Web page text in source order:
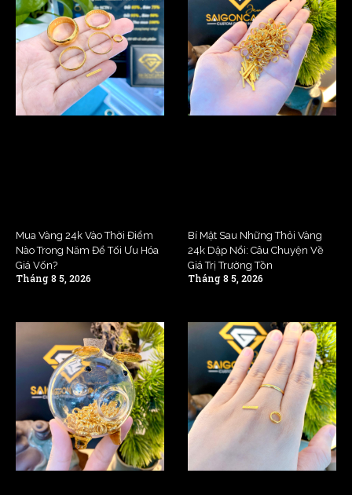
Mua Vàng 24k Vào Thời Điểm
Nào Trong Năm Để Tối Ưu Hóa
Giá Vốn?
Tháng 8 5, 2026
Bí Mật Sau Những Thỏi Vàng
24k Dập Nổi: Câu Chuyện Về
Giá Trị Trường Tồn
Tháng 8 5, 2026